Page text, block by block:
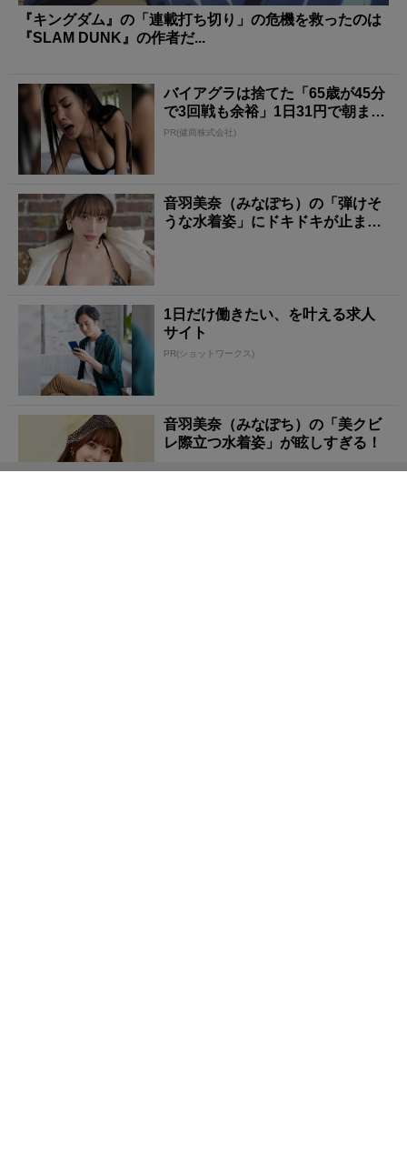
『キングダム』の「連載打ち切り」の危機を救ったのは
『SLAM DUNK』の作者だ...
バイアグラは捨てた「65歳が45分
で3回戦も余裕」1日31円で朝まで
絶好調！
PR(健商株式会社)
音羽美奈（みなぽち）の「弾けそ
うな水着姿」にドキドキが止まら
1日だけ働きたい、を叶える求人
サイト
PR(ショットワークス)
音羽美奈（みなぽち）の「美クビ
レ際立つ水着姿」が眩しすぎる！